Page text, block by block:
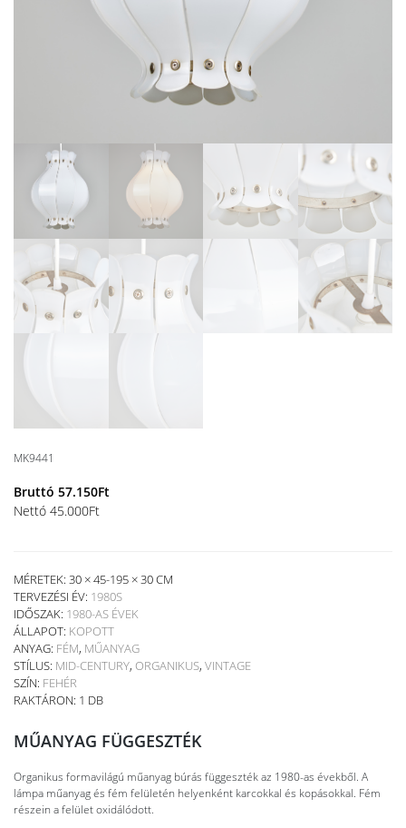
MK9441
Bruttó 57.150Ft
Nettó 45.000Ft
MÉRETEK: 30 × 45-195 × 30 CM
TERVEZÉSI ÉV: 1980S
IDŐSZAK: 1980-AS ÉVEK
ÁLLAPOT: KOPOTT
ANYAG: FÉM, MŰANYAG
STÍLUS: MID-CENTURY, ORGANIKUS, VINTAGE
SZÍN: FEHÉR
RAKTÁRON: 1 DB
MŰANYAG FÜGGESZTÉK
Organikus formavilágú műanyag búrás függeszték az 1980-as évekből. A
lámpa műanyag és fém felületén helyenként karcokkal és kopásokkal. Fém
részein a felület oxidálódott.